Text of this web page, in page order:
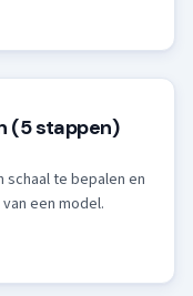
(5 stappen)
te bepalen en
een model.